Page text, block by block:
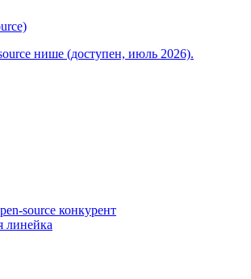
нише (доступен, июль 2026).
source конкурент
линейка